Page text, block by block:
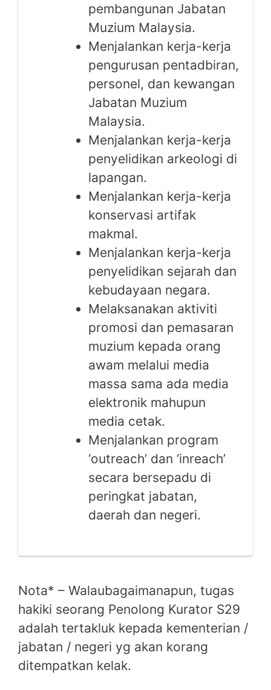
pembangunan Jabatan
Muzium Malaysia.
Menjalankan kerja-kerja
pengurusan pentadbiran,
personel, dan kewangan
Jabatan Muzium
Malaysia.
Menjalankan kerja-kerja
penyelidikan arkeologi di
lapangan.
Menjalankan kerja-kerja
konservasi artifak
makmal.
Menjalankan kerja-kerja
penyelidikan sejarah dan
kebudayaan negara.
Melaksanakan aktiviti
promosi dan pemasaran
muzium kepada orang
awam melalui media
massa sama ada media
elektronik mahupun
media cetak.
Menjalankan program
‘outreach’ dan ‘inreach’
secara bersepadu di
peringkat jabatan,
daerah dan negeri.
Nota* – Walaubagaimanapun, tugas
hakiki seorang Penolong Kurator S29
adalah tertakluk kepada kementerian /
jabatan / negeri yg akan korang
ditempatkan kelak.